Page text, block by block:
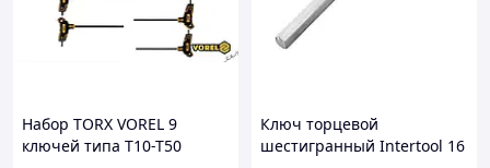
Набор TORX VOREL 9
ключей типа T10-T50
Ключ торцевой
шестигранный Intertool 16